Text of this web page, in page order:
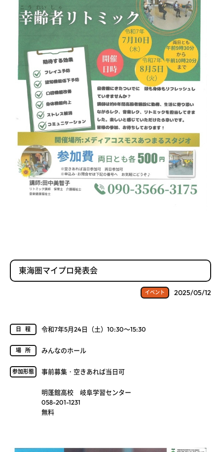
東海圏マイプロ発表会
イベント 2025/05/12
日程 令和7年5月24日（土）10:30～15:30
場所 みんなのホール
参加形態 事前募集・空きあれば当日可
明蓬館高校 岐阜学習センター
058-201-1231
無料